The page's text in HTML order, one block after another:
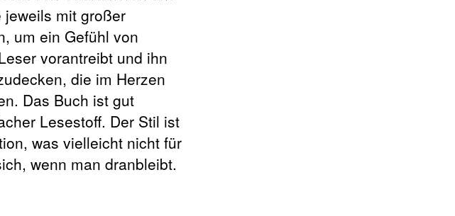
jeweils mit großer
um ein Gefühl von
vorantreibt und ihn
die im Herzen
Das Buch ist gut
Lesestoff. Der Stil ist
was vielleicht nicht für
wenn man dranbleibt.